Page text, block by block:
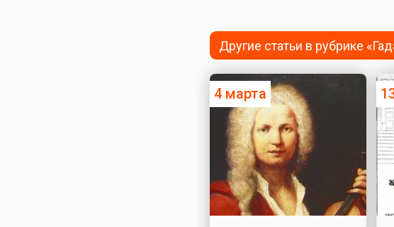
Другие статьи в рубрике
4 марта